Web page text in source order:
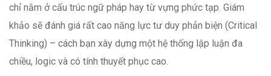
chỉ nằm ở cấu trúc ngữ pháp hay từ vựng phức tạp. Giám
khảo sẽ đánh giá rất cao năng lực tư duy phản biện (Critical
Thinking) – cách bạn xây dựng một hệ thống lập luận đa
chiều, logic và có tính thuyết phục cao.